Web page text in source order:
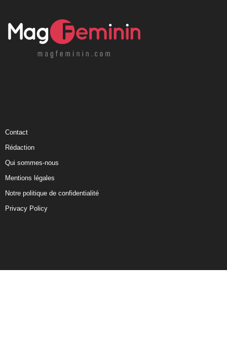
Contact
Rédaction
Qui sommes-nous
Mentions légales
Notre politique de confidentialité
Privacy Policy